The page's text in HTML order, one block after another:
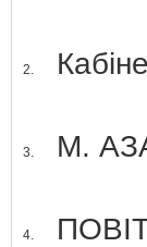
2.
3. М.
4.